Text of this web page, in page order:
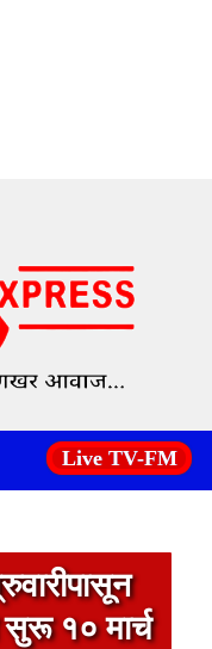
Live TV-FM
सुरू १० मार्च